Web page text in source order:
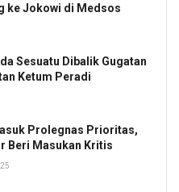
ke Jokowi di Medsos
Sesuatu Dibalik Gugatan
Ketum Peradi
Prolegnas Prioritas,
Beri Masukan Kritis